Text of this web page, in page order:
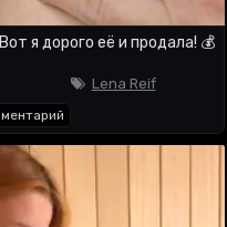
я дорого её и продала! 💰
Lena Reif